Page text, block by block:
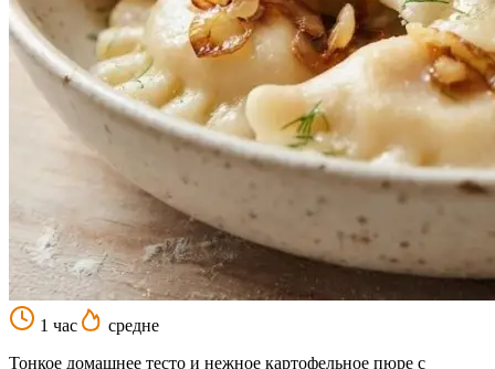
1 час
средне
Тонкое домашнее тесто и нежное картофельное пюре с